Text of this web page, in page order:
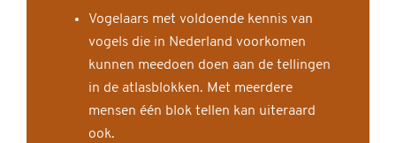
Vogelaars met voldoende kennis van
vogels die in Nederland voorkomen
kunnen meedoen doen aan de tellingen
in de atlasblokken. Met meerdere
mensen één blok tellen kan uiteraard
ook.